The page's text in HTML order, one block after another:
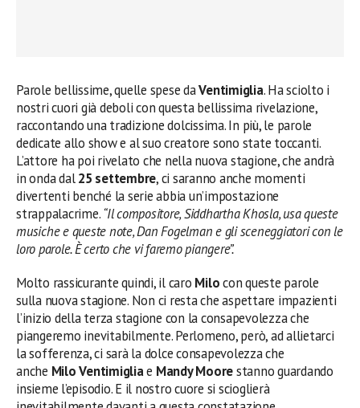
Parole bellissime, quelle spese daVentimiglia. Ha sciolto i
nostri cuori già deboli con questa bellissima rivelazione,
raccontando una tradizione dolcissima. In più, le parole
dedicate allo show e al suo creatore sono state toccanti.
L’attore ha poi rivelato che nella nuova stagione, che andrà
in onda dal25 settembre, ci saranno anche momenti
divertenti benché la serie abbia un’impostazione
strappalacrime.“Il compositore, Siddhartha Khosla, usa queste
musiche e queste note, Dan Fogelman e gli sceneggiatori con le
loro parole. È certo che vi faremo piangere”.
Molto rassicurante quindi, il caro Milocon queste parole
sulla nuova stagione. Non ci resta che aspettare impazienti
l’inizio della terza stagione con la consapevolezza che
piangeremo inevitabilmente. Perlomeno, però, ad allietarci
la sofferenza, ci sarà la dolce consapevolezza che
anche Milo Ventimigliae Mandy Moorestanno guardando
insieme l’episodio. E il nostro cuore si scioglierà